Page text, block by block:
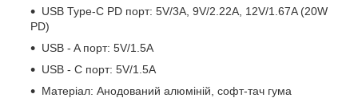
USB Type-C PD порт: 5V/3A, 9V/2.22A, 12V/1.67A (20W
PD)
USB - A порт: 5V/1.5A
USB - C порт: 5V/1.5A
Матеріал: Анодований алюміній, софт-тач гума